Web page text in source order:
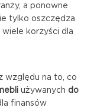
a ponowne
tylko oszczędza
korzyści dla
względu na to, co
używanych do
finansów